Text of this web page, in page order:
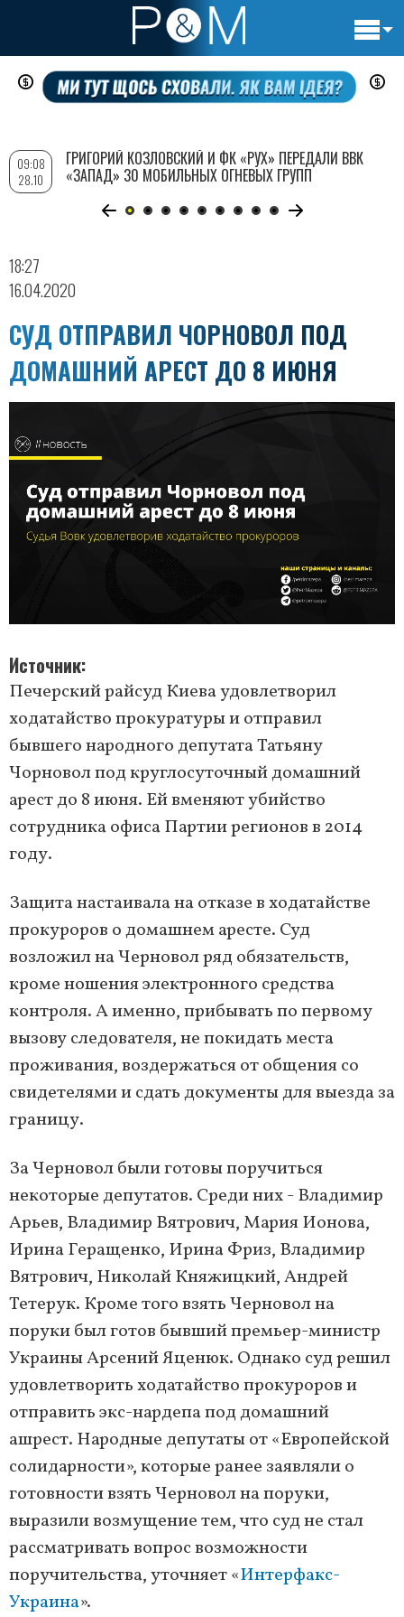
Перейти
содержанию
18:27
16.04.2020
СУД ОТПРАВИЛ ЧОРНОВОЛ ПОД
ДОМАШНИЙ АРЕСТ ДО 8 ИЮНЯ
Источник
Печерский райсуд Киева удовлетворил
ходатайство прокуратуры и отправил
бывшего народного депутата Татьяну
Чорновол под круглосуточный домашний
арест до 8 июня. Ей вменяют убийство
сотрудника офиса Партии регионов в 2014
году.
Защита настаивала на отказе в ходатайстве
прокуроров о домашнем аресте. Суд
возложил на Черновол ряд обязательств,
кроме ношения электронного средства
контроля. А именно, прибывать по первому
вызову следователя, не покидать места
проживания, воздержаться от общения со
свидетелями и сдать документы для выезда за
границу.
За Черновол были готовы поручиться
некоторые депутатов. Среди них - Владимир
Арьев, Владимир Вятрович, Мария Ионова,
Ирина Геращенко, Ирина Фриз, Владимир
Вятрович, Николай Княжицкий, Андрей
Тетерук. Кроме того взять Черновол на
поруки был готов бывший премьер-министр
Украины Арсений Яценюк. Однако суд решил
удовлетворить ходатайство прокуроров и
отправить экс-нардепа под домашний
ашрест. Народные депутаты от «Европейской
солидарности», которые ранее заявляли о
готовности взять Черновол на поруки,
выразили возмущение тем, что суд не стал
рассматривать вопрос возможности
поручительства, уточняет «Интерфакс-
Украина».
09:08
28.10
ГРИГОРИЙ КОЗЛОВСКИЙ И ФК «РУХ» ПЕРЕДАЛИ ВВК
«ЗАПАД» 30 МОБИЛЬНЫХ ОГНЕВЫХ ГРУПП